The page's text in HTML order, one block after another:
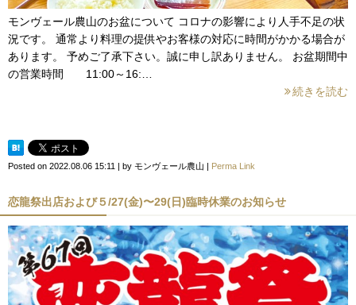
モンヴェール農山のお盆について コロナの影響により人手不足の状
況です。 通常より料理の提供やお客様の対応に時間がかかる場合が
あります。 予めご了承下さい。誠に申し訳ありません。 お盆期間中
の営業時間 11:00～16:…
続きを読む
Posted on 2022.08.06 15:11 by モンヴェール農山 Perma Link
恋龍祭出店および５/27(金)〜29(日)臨時休業のお知らせ